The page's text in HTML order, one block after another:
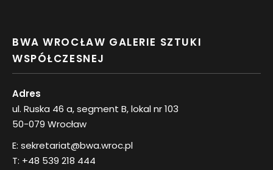
BWA WROCŁAW GALERIE SZTUKI
WSPÓŁCZESNEJ
Adres
ul. Ruska 46 a, segment B, lokal nr 103
50-079 Wrocław
E: sekretariat@bwa.wroc.pl
T: +48 539 218 444